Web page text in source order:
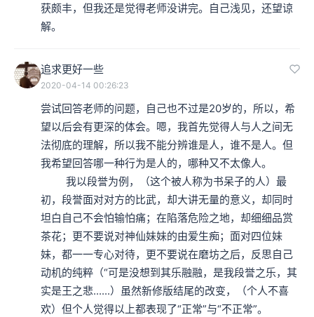
获颇丰，但我还是觉得老师没讲完。自己浅见，还望谅
解。
追求更好一些
2020-04-14 00:26:23
尝试回答老师的问题，自己也不过是20岁的，所以，希
望以后会有更深的体会。嗯，我首先觉得人与人之间无
法彻底的理解，所以我不能分辨谁是人，谁不是人。但
我希望回答哪一种行为是人的，哪种又不太像人。
初，段誉面对对方的比武，却大讲无量的意义，却同时
坦白自己不会怕输怕痛；在陷落危险之地，却细细品赏
茶花；更不要说对神仙妹妹的由爱生痴；面对四位妹
妹，都一一专心对待，更不要说在磨坊之后，反思自己
动机的纯粹（“可是没想到其乐融融，是我段誉之乐，其
实是王之悲......）虽然新修版结尾的改变，（个人不喜
欢）但个人觉得以上都表现了“正常”与“不正常”。